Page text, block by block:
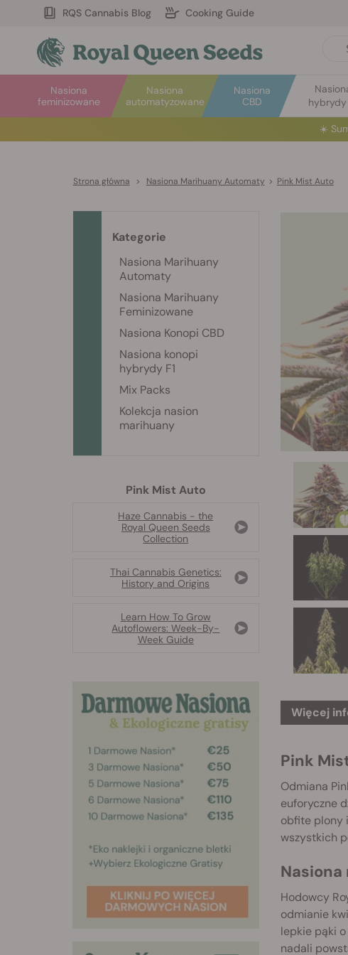
RQS Cannabis Blog Cooking Guide
Nasiona
automatyzowane
Nasiona
feminizowane
Nasiona
CBD
hybrydy
☀️
Strona główna > Nasiona Marihuany Automaty > Pink Mist Auto
Więcej
Pink
Odmiana
euforyczne
obfite plony
wszystkich
Hodowcy
odmianie
lepkie pąki
nadali
Kategorie
Nasiona Marihuany
Automaty
Nasiona Marihuany
Feminizowane
Nasiona Konopi CBD
Nasiona konopi
hybrydy F1
Mix Packs
Kolekcja nasion
marihuany
Pink Mist Auto
Haze Cannabis - the
Royal Queen Seeds
Collection
Thai Cannabis Genetics:
History and Origins
Learn How To Grow
Autoflowers: Week-By-
Week Guide